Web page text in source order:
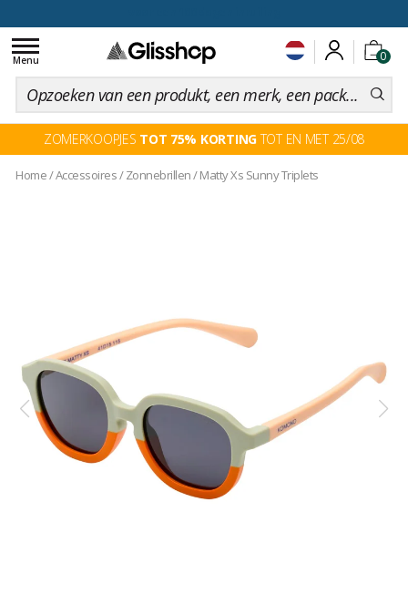
0
Toggle
navigation
Menu
ZOMERKOOPJES TOT 75% KORTINGTOT EN MET 25/08
Home/Accessoires/Zonnebrillen/Matty Xs Sunny Triplets